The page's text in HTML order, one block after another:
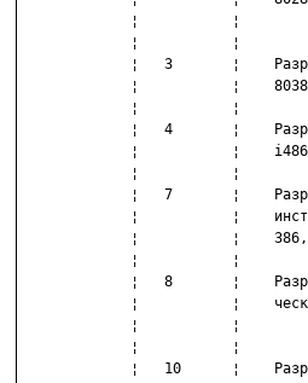
¦           ¦
¦           ¦
¦   3       ¦
¦           ¦
¦           ¦
¦   4       ¦
¦           ¦
¦           ¦
¦   7       ¦
¦           ¦
¦           ¦
¦           ¦
¦   8       ¦
¦           ¦
¦           ¦
¦           ¦
¦   10      ¦